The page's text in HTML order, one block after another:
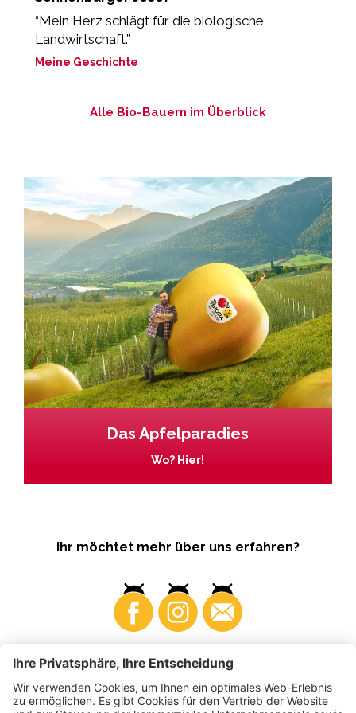
“Mein Herz schlägt für die biologische
Landwirtschaft.”
Meine Geschichte
Alle Bio-Bauern im Überblick
Das Apfelparadies
Wo? Hier!
Ihr möchtet mehr über uns erfahren?
Business Produzenten